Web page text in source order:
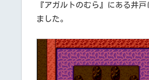
『アガルトのむら』にある井
ました。